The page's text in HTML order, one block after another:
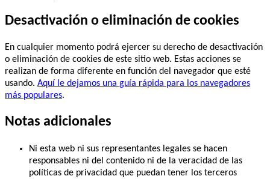
Desactivación o eliminación de cookies
En cualquier momento podrá ejercer su derecho de desactivación
o eliminación de cookies de este sitio web. Estas acciones se
realizan de forma diferente en función del navegador que esté
usando. Aquí le dejamos una guía rápida para los navegadores
más populares.
Notas adicionales
Ni esta web ni sus representantes legales se hacen
responsables ni del contenido ni de la veracidad de las
políticas de privacidad que puedan tener los terceros